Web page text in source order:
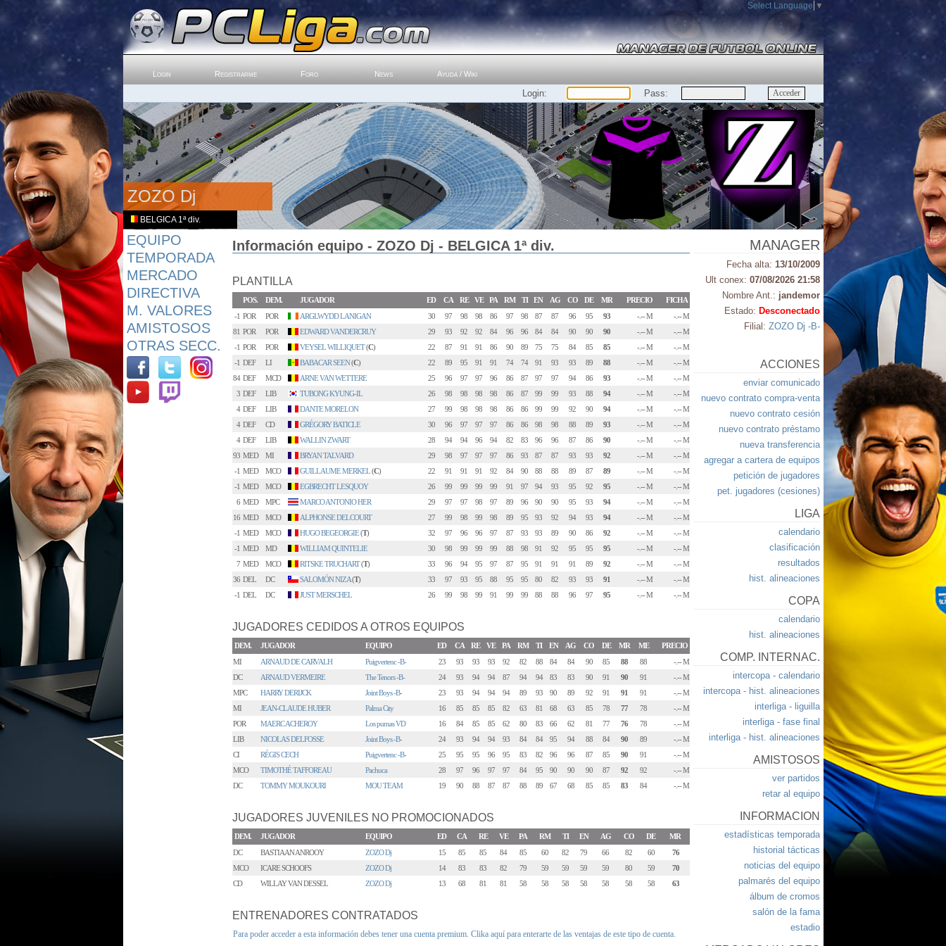
Select Language ▼
Login Registrarme Foro News Ayuda / Wiki
Login: Pass:
ZOZO Dj
BELGICA 1ª div.
EQUIPO
TEMPORADA
MERCADO
DIRECTIVA
M. VALORES
AMISTOSOS
OTRAS SECC.
Información equipo - ZOZO Dj - BELGICA 1ª div.
PLANTILLA
POS. DEM. JUGADOR ED CA RE VE PA RM TI EN AG CO DE MR PRECIO
FICHA
-1 POR POR ARGLWYDD LANIGAN 30 97 98 98 86 97 98 87 87 96 95 93 -.-- M
-.-- M
81 POR POR EDWARD VANDERCRUY 29 93 92 92 84 96 96 84 84 90 90 90 -.-- M
-.-- M
-1 POR POR VEYSEL WILLIQUET(C) 22 87 91 91 86 90 89 75 75 84 85 85 -.-- M
-.-- M
-1 DEF LI BABACAR SEEN(C) 22 89 95 91 91 74 74 91 93 93 89 88 -.-- M
-.-- M
84 DEF MCD ARNE VAN WETTERE 25 96 97 97 96 86 87 97 97 94 86 93 -.-- M
-.-- M
3 DEF LIB TUBONG KYUNG-IL 26 98 98 98 98 86 87 99 99 93 88 94 -.-- M
-.-- M
4 DEF LIB DANTE MORELON 27 99 98 98 98 86 86 99 99 92 90 94 -.-- M
-.-- M
4 DEF CD GRÉGORY BATICLE 30 96 97 97 97 86 86 98 98 88 89 93 -.-- M
-.-- M
4 DEF LIB WALLIN ZWART 28 94 94 96 94 82 83 96 96 87 86 90 -.-- M
-.-- M
93 MED MI BRYAN TALVARD 29 98 97 97 97 86 93 87 87 93 93 92 -.-- M
-.-- M
-1 MED MCO GUILLAUME MERKEL(C) 22 91 91 91 92 84 90 88 88 89 87 89 -.-- M
-.-- M
-1 MED MCO EGBRECHT LESQUOY 26 99 99 99 99 91 97 94 93 95 92 95 -.-- M
-.-- M
6 MED MPC MARCO ANTONIO HER 29 97 97 98 97 89 96 90 90 95 93 94 -.-- M
-.-- M
16 MED MCO ALPHONSE DELCOURT 27 99 98 99 98 89 95 93 92 94 93 94 -.-- M
-.-- M
-1 MED MCO HUGO BEGEORGIE(T) 32 97 96 96 97 87 93 93 89 90 86 92 -.-- M
-.-- M
-1 MED MD WILLIAM QUINTELIE 30 98 99 99 99 88 98 91 92 95 95 95 -.-- M
-.-- M
7 MED MCO RITSKE TRUCHART(T) 33 96 94 95 97 87 95 91 91 91 89 92 -.-- M
-.-- M
36 DEL DC SALOMÓN NIZA(T) 33 97 93 95 88 95 95 80 82 93 93 91 -.-- M
-.-- M
-1 DEL DC JUST MERSCHEL 26 99 98 99 91 99 99 88 88 96 97 95 -.-- M -.-- M
JUGADORES CEDIDOS A OTROS EQUIPOS
DEM. JUGADOR EQUIPO ED CA RE VE PA RM TI EN AG CO DE MR ME
PRECIO
MI
ARNAUD DE CARVALH Puigvertenc -B- 23 93 93 93 92 82 88 84 84 90 85 88 88
-.-- M
DC
ARNAUD VERMEIRE The Tenors -B- 24 93 94 94 87 94 94 83 83 90 91 90 91
-.-- M
MPC
HARRY DERIJCK Joint Boys -B- 23 93 94 94 94 89 93 90 89 92 91 91 91
-.-- M
MI
JEAN-CLAUDE HUBER Palma City 16 85 85 85 82 63 81 68 63 85 78 77 78
-.-- M
POR
MAERC ACHEROY Los pumas VD 16 84 85 85 62 80 83 66 62 81 77 76 78
-.-- M
LIB
NICOLAS DELFOSSE Joint Boys -B- 24 93 94 94 93 84 84 95 94 88 84 90 89
-.-- M
CI
RÉGIS CECH Puigvertenc -B- 25 95 95 96 95 83 82 96 96 87 85 90 91
-.-- M
MCO
TIMOTHÉ TAFFOREAU Pachuca 28 97 96 97 97 84 95 90 90 90 87 92 92
-.-- M
DC
TOMMY MOUKOURI MOU TEAM 19 90 88 87 87 88 89 67 68 85 85 83 84 -.-- M
JUGADORES JUVENILES NO PROMOCIONADOS
DEM. JUGADOR EQUIPO ED CA RE VE PA RM TI EN AG CO DE
MR
DC
BASTIAAN ANROOY ZOZO Dj 15 85 85 84 85 60 82 79 66 82 60
76
MCO
ICARE SCHOOFS ZOZO Dj 14 83 83 82 79 59 59 59 59 80 59
70
CD
WILLAY VAN DESSEL ZOZO Dj 13 68 81 81 58 58 58 58 58 58 58 63
ENTRENADORES CONTRATADOS
Para poder acceder a esta información debes tener una cuenta premium. Clika aquí para enterarte de las ventajas de este tipo de cuenta.
MANAGER
Fecha alta: 13/10/2009
Ult conex: 07/08/2026 21:58
Nombre Ant.: jandemor
Estado: Desconectado
Filial: ZOZO Dj -B-
ACCIONES
enviar comunicado
nuevo contrato compra-venta
nuevo contrato cesión
nuevo contrato préstamo
nueva transferencia
agregar a cartera de equipos
petición de jugadores
pet. jugadores (cesiones)
LIGA
calendario
clasificación
resultados
hist. alineaciones
COPA
calendario
hist. alineaciones
COMP. INTERNAC.
intercopa - calendario
intercopa - hist. alineaciones
interliga - liguilla
interliga - fase final
interliga - hist. alineaciones
AMISTOSOS
ver partidos
retar al equipo
INFORMACION
estadísticas temporada
historial tácticas
noticias del equipo
palmarés del equipo
álbum de cromos
salón de la fama
estadio